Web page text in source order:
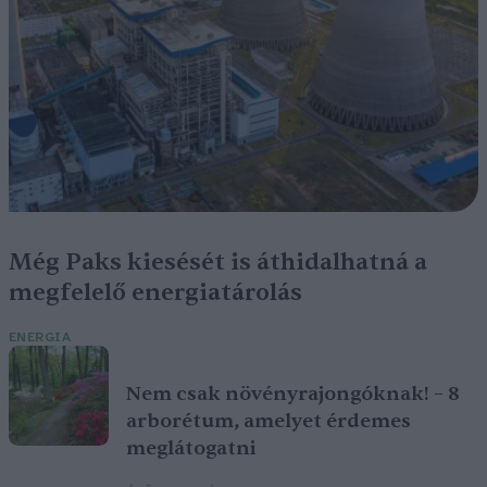
Még Paks kiesését is áthidalhatná a
megfelelő energiatárolás
ENERGIA
Nem csak növényrajongóknak! – 8
arborétum, amelyet érdemes
meglátogatni